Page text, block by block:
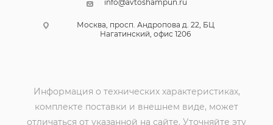
info@avtoshampun.ru
Москва, просп. Андропова д. 22, БЦ
Нагатинский, офис 1206
Информация о технических характеристиках,
комплекте поставки и внешнем виде, может
отличаться от указанной на сайте. Уточняйте эту